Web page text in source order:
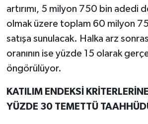
artırımı, 5 milyon 750 bin adedi
olmak üzere toplam 60 milyon
satışa sunulacak. Halka arz
oranının ise yüzde 15 olarak
öngörülüyor.
KATILIM ENDEKSİ
YÜZDE 30 TEMETTÜ